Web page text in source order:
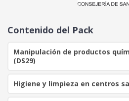
Contenido del Pack
Manipulación de productos
(DS29)
Higiene y limpieza en centros